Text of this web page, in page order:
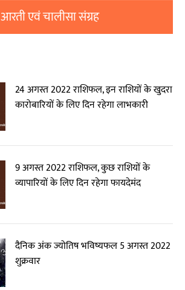
आरती एवं चालीसा संग्रह
24 अगस्त 2022 राशिफल, इन राशियों के खुदरा
कारोबारियों के लिए दिन रहेगा लाभकारी
9 अगस्त 2022 राशिफल, कुछ राशियों के
व्यापारियों के लिए दिन रहेगा फायदेमंद
दैनिक अंक ज्योतिष भविष्यफल 5 अगस्त 2022
शुक्रवार